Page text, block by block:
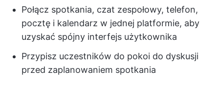
Połącz spotkania, czat zespołowy, telefon,
pocztę i kalendarz w jednej platformie, aby
uzyskać spójny interfejs użytkownika
Przypisz uczestników do pokoi do dyskusji
przed zaplanowaniem spotkania